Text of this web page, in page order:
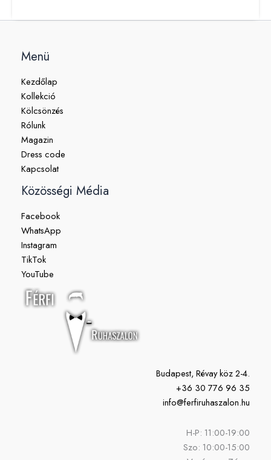
Menü
Kezdőlap
Kollekció
Kölcsönzés
Rólunk
Magazin
Dress code
Kapcsolat
Közösségi Média
Facebook
WhatsApp
Instagram
TikTok
YouTube
Budapest, Révay köz 2-4.
+36 30 776 96 35
info@ferfiruhaszalon.hu
H-P: 11:00-19:00
Szo: 10:00-15:00